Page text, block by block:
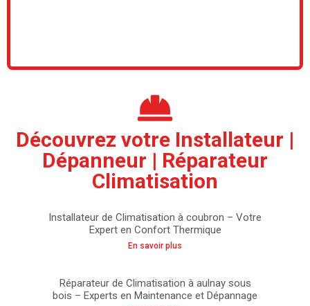
Découvrez votre Installateur |
Dépanneur | Réparateur
Climatisation
Installateur de Climatisation à coubron – Votre
Expert en Confort Thermique
En savoir plus
Réparateur de Climatisation à aulnay sous
bois – Experts en Maintenance et Dépannage